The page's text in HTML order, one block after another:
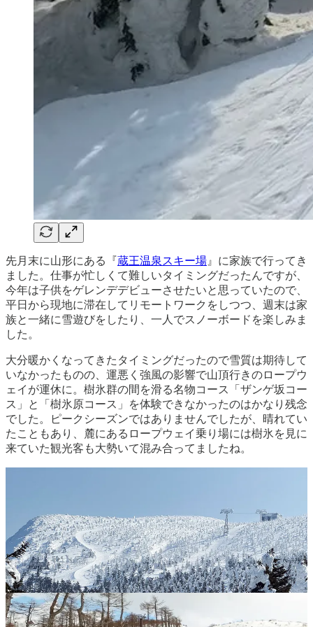
先月末に山形にある『蔵王温泉スキー場 』に家族で行ってき
ました。仕事が忙しくて難しいタイミングだったんですが、
今年は子供をゲレンデデビューさせたいと思っていたので、
平日から現地に滞在してリモートワークをしつつ、週末は家
族と一緒に雪遊びをしたり、一人でスノーボードを楽しみま
した。
大分暖かくなってきたタイミングだったので雪質は期待して
いなかったものの、運悪く強風の影響で山頂行きのロープウ
ェイが運休に。樹氷群の間を滑る名物コース「ザンゲ坂コー
ス」と「樹氷原コース」を体験できなかったのはかなり残念
でした。ピークシーズンではありませんでしたが、晴れてい
たこともあり、麓にあるロープウェイ乗り場には樹氷を見に
来ていた観光客も大勢いて混み合ってましたね。